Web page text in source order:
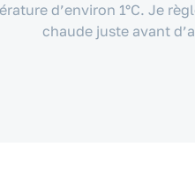
d’environ 1°C. Je
chaude juste avant